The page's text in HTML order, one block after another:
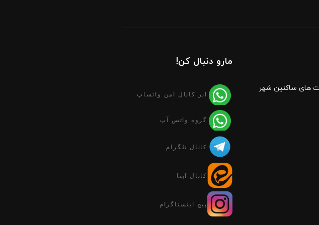
های ساکنین شهر
مارو دنبال کن!
ابر کانال امن واتساپ
گروه واتس آپ
کانال تلگرام
کانال ایتا
پیج اینستاگرام